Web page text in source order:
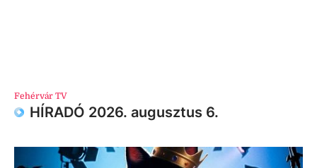
Fehérvár TV
HÍRADÓ 2026. augusztus 6.